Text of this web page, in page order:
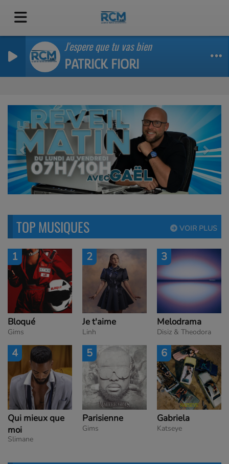
J'espere que tu vas bien
PATRICK FIORI
VOIR PLUS
TOP MUSIQUES
1
Bloqué
Gims
2
Je t'aime
Linh
3
Melodrama
Disiz & Theodora
4
Qui mieux que
moi
Slimane
5
Parisienne
Gims
6
Gabriela
Katseye